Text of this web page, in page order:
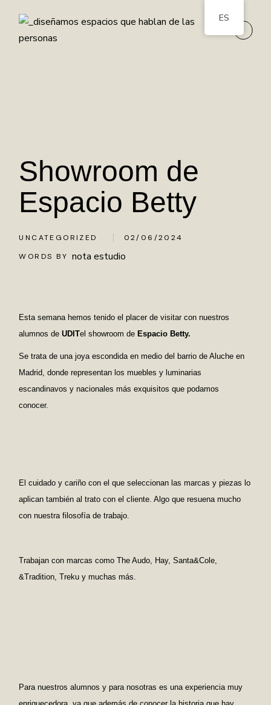
Showroom de
Espacio Betty
UNCATEGORIZED
02/06/2024
WORDS BY nota estudio
Esta semana hemos tenido el placer de visitar con nuestros
alumnos deUDITel showroom de Espacio Betty.
Se trata de una joya escondida en medio del barrio de Aluche en
Madrid, donde representan los muebles y luminarias
escandinavos y nacionales más exquisitos que podamos
conocer.
El cuidado y cariño con el que seleccionan las marcas y piezas lo
aplican también al trato con el cliente. Algo que resuena mucho
con nuestra filosofía de trabajo.
Trabajan con marcas como The Audo, Hay, Santa&Cole,
&Tradition, Treku y muchas más.
Para nuestros alumnos y para nosotras es una experiencia muy
ES